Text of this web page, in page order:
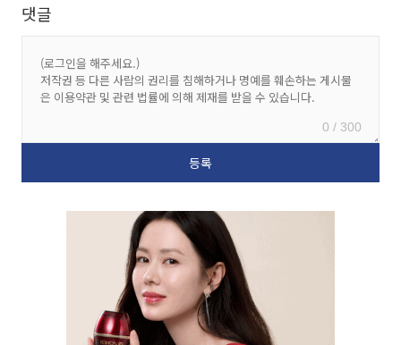
댓글
0 / 300